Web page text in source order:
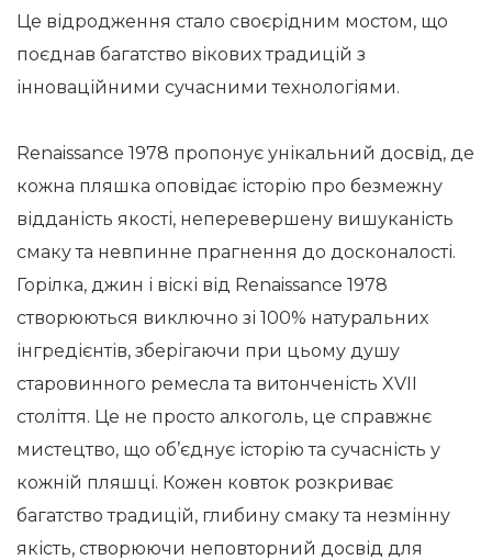
Це відродження стало своєрідним мостом, що
поєднав багатство вікових традицій з
інноваційними сучасними технологіями.
Renaissance 1978 пропонує унікальний досвід, де
кожна пляшка оповідає історію про безмежну
відданість якості, неперевершену вишуканість
смаку та невпинне прагнення до досконалості.
Горілка, джин і віскі від Renaissance 1978
створюються виключно зі 100% натуральних
інгредієнтів, зберігаючи при цьому душу
старовинного ремесла та витонченість XVII
століття. Це не просто алкоголь, це справжнє
мистецтво, що об’єднує історію та сучасність у
кожній пляшці. Кожен ковток розкриває
багатство традицій, глибину смаку та незмінну
якість, створюючи неповторний досвід для